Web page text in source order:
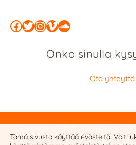
Facebook
Twitter
Instagram
Vimeo
SoundCloud
Onko sinulla
Ota yhteyttä
Privacy
Tämä sivusto käyttää evästeitä. Voit